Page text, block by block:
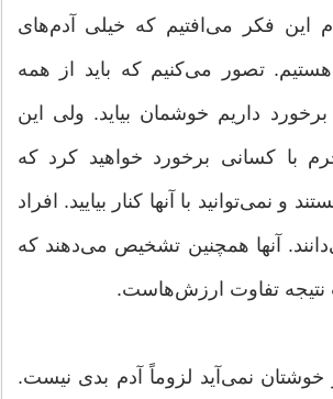
این فکر می‌افتیم که خیلی آدم‌های
تصور می‌کنیم که باید از همه
داریم خوشمان بیاید. ولی این
با کسانی برخورد خواهید کرد که
و نمی‌توانید با آنها کنار بیایید. افراد
آنها همچنین تشخیص می‌دهند که
نتیجه تفاوت ارزش‌هاست.
نمی‌آید لزوماً آدم بدی نیست.